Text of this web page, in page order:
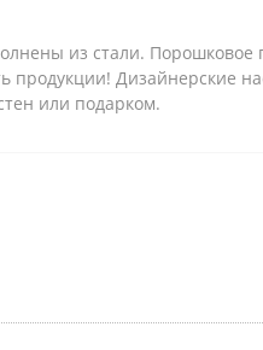
из стали.
продукции!
или подарком.